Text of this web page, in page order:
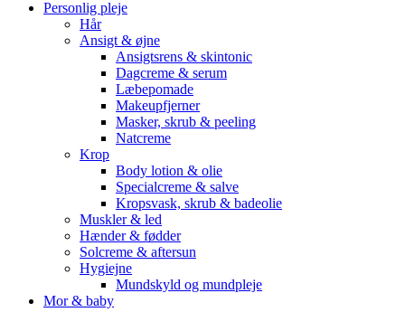
Personlig pleje
Hår
Ansigt & øjne
Ansigtsrens & skintonic
Dagcreme & serum
Læbepomade
Makeupfjerner
Masker, skrub & peeling
Natcreme
Krop
Body lotion & olie
Specialcreme & salve
Kropsvask, skrub & badeolie
Muskler & led
Hænder & fødder
Solcreme & aftersun
Hygiejne
Mundskyld og mundpleje
Mor & baby